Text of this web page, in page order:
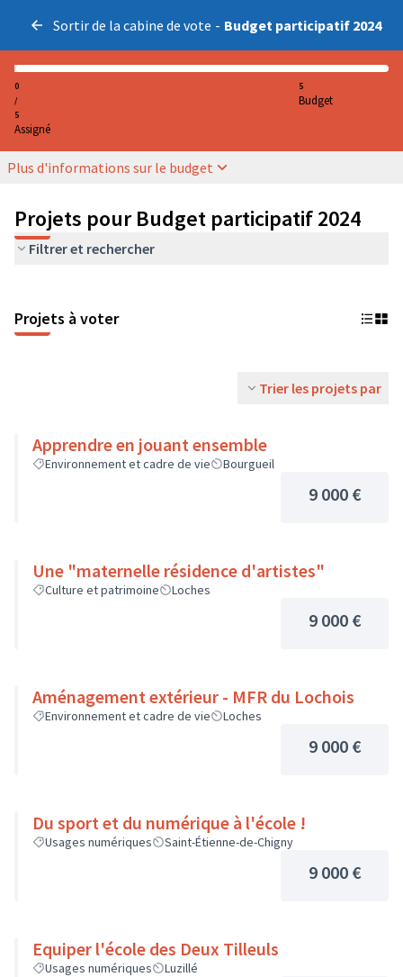
Sortir de la cabine de vote - Budget participatif 2024
0
/
5
Assigné
5
Budget
Plus d'informations sur le budget
Projets pour Budget participatif 2024
Filtrer et rechercher
Projets à voter
Trier les projets par
Apprendre en jouant ensemble
Environnement et cadre de vie Bourgueil
9 000 €
Une "maternelle résidence d'artistes"
Culture et patrimoine Loches
9 000 €
Aménagement extérieur - MFR du Lochois
Environnement et cadre de vie Loches
9 000 €
Du sport et du numérique à l'école !
Usages numériques Saint-Étienne-de-Chigny
9 000 €
Equiper l'école des Deux Tilleuls
Usages numériques Luzillé